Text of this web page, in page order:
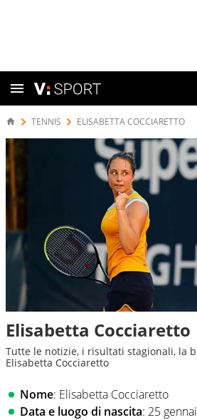
TENNIS ELISABETTA COCCIARETTO
Elisabetta Cocciaretto
Tutte le notizie, i risultati stagionali, la
Elisabetta Cocciaretto
Nome: Elisabetta Cocciaretto
Data e luogo di nascita: 25